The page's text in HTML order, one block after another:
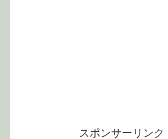
スポンサーリンク